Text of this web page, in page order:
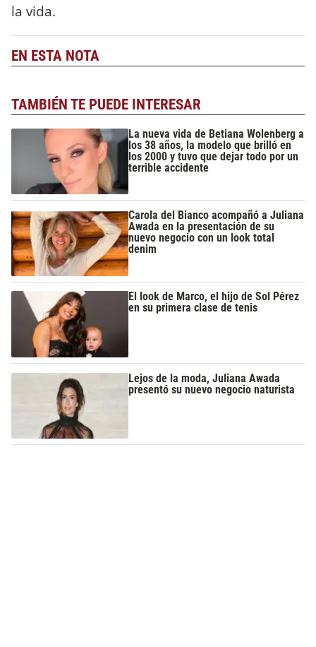
la vida.
EN ESTA NOTA
TAMBIÉN TE PUEDE INTERESAR
La nueva vida de Betiana Wolenberg a
los 38 años, la modelo que brilló en
los 2000 y tuvo que dejar todo por un
terrible accidente
Carola del Bianco acompañó a Juliana
Awada en la presentación de su
nuevo negocio con un look total
denim
El look de Marco, el hijo de Sol Pérez
en su primera clase de tenis
Lejos de la moda, Juliana Awada
presentó su nuevo negocio naturista